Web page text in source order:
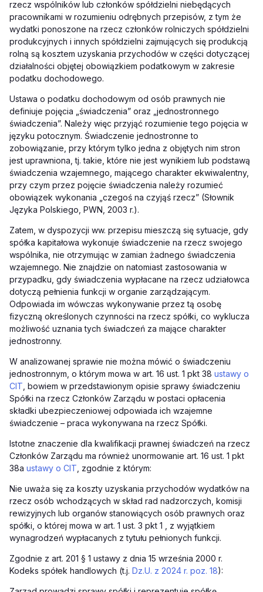
rzecz wspólników lub członków spółdzielni niebędących
pracownikami w rozumieniu odrębnych przepisów, z tym że
wydatki ponoszone na rzecz członków rolniczych spółdzielni
produkcyjnych i innych spółdzielni zajmujących się produkcją
rolną są kosztem uzyskania przychodów w części dotyczącej
działalności objętej obowiązkiem podatkowym w zakresie
podatku dochodowego.
Ustawa o podatku dochodowym od osób prawnych nie
definiuje pojęcia „świadczenia” oraz „jednostronnego
świadczenia”. Należy więc przyjąć rozumienie tego pojęcia w
języku potocznym. Świadczenie jednostronne to
zobowiązanie, przy którym tylko jedna z objętych nim stron
jest uprawniona, tj. takie, które nie jest wynikiem lub podstawą
świadczenia wzajemnego, mającego charakter ekwiwalentny,
przy czym przez pojęcie świadczenia należy rozumieć
obowiązek wykonania „czegoś na czyjąś rzecz” (Słownik
Języka Polskiego, PWN, 2003 r.).
Zatem, w dyspozycji ww. przepisu mieszczą się sytuacje, gdy
spółka kapitałowa wykonuje świadczenie na rzecz swojego
wspólnika, nie otrzymując w zamian żadnego świadczenia
wzajemnego. Nie znajdzie on natomiast zastosowania w
przypadku, gdy świadczenia wypłacane na rzecz udziałowca
dotyczą pełnienia funkcji w organie zarządzającym.
Odpowiada im wówczas wykonywanie przez tą osobę
fizyczną określonych czynności na rzecz spółki, co wyklucza
możliwość uznania tych świadczeń za mające charakter
jednostronny.
W analizowanej sprawie nie można mówić o świadczeniu
jednostronnym, o którym mowa w art. 16 ust. 1 pkt 38 ustawy o
CIT , bowiem w przedstawionym opisie sprawy świadczeniu
Spółki na rzecz Członków Zarządu w postaci opłacenia
składki ubezpieczeniowej odpowiada ich wzajemne
świadczenie – praca wykonywana na rzecz Spółki.
Istotne znaczenie dla kwalifikacji prawnej świadczeń na rzecz
Członków Zarządu ma również unormowanie art. 16 ust. 1 pkt
38a ustawy o CIT , zgodnie z którym:
Nie uważa się za koszty uzyskania przychodów wydatków na
rzecz osób wchodzących w skład rad nadzorczych, komisji
rewizyjnych lub organów stanowiących osób prawnych oraz
spółki, o której mowa w art. 1 ust. 3 pkt 1 , z wyjątkiem
wynagrodzeń wypłacanych z tytułu pełnionych funkcji.
Zgodnie z art. 201 § 1 ustawy z dnia 15 września 2000 r.
Kodeks spółek handlowych (t.j. Dz.U. z 2024 r. poz. 18):